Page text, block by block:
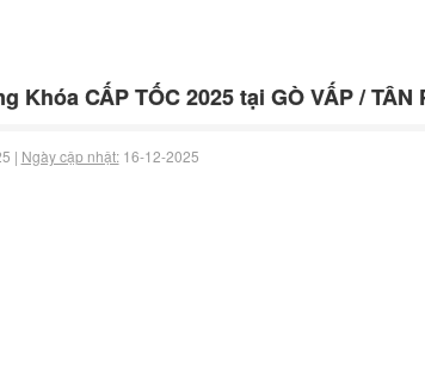
Khóa CẤP TỐC 2025 tại GÒ VẤP / TÂN
| Ngày cập nhật:16-12-2025